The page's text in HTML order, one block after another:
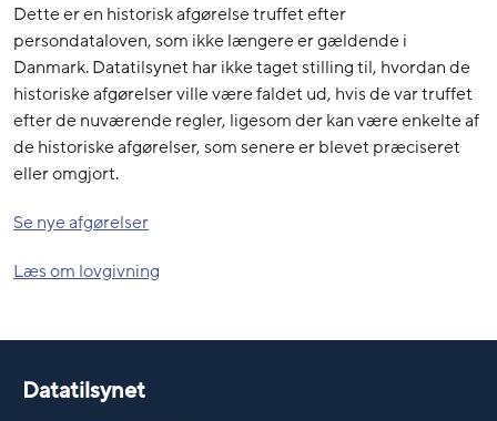
Dette er en historisk afgørelse truffet efter
persondataloven, som ikke længere er gældende i
Danmark. Datatilsynet har ikke taget stilling til, hvordan de
historiske afgørelser ville være faldet ud, hvis de var truffet
efter de nuværende regler, ligesom der kan være enkelte af
de historiske afgørelser, som senere er blevet præciseret
eller omgjort.
Se nye afgørelser
Læs om lovgivning
Datatilsynet